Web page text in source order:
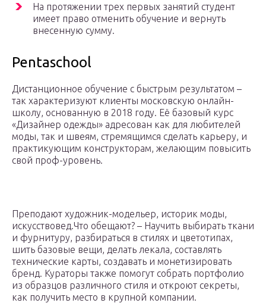
На протяжении трех первых занятий студент
имеет право отменить обучение и вернуть
внесенную сумму.
Pentaschool
Дистанционное обучение с быстрым результатом –
так характеризуют клиенты московскую онлайн-
школу, основанную в 2018 году. Её базовый курс
«Дизайнер одежды» адресован как для любителей
моды, так и швеям, стремящимся сделать карьеру, и
практикующим конструкторам, желающим повысить
свой проф-уровень.
Преподают художник-модельер, историк моды,
искусствовед.Что обещают? – Научить выбирать ткани
и фурнитуру, разбираться в стилях и цветотипах,
шить базовые вещи, делать лекала, составлять
технические карты, создавать и монетизировать
бренд. Кураторы также помогут собрать портфолио
из образцов различного стиля и откроют секреты,
как получить место в крупной компании.